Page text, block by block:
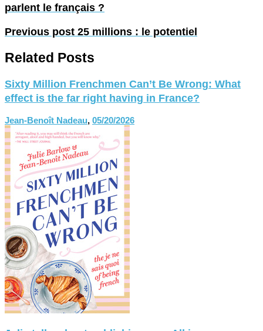
parlent le français ?
Previous post 25 millions : le potentiel
Related Posts
Sixty Million Frenchmen Can’t Be Wrong: What
effect is the far right having in France?
Jean-Benoît Nadeau, 05/20/2026